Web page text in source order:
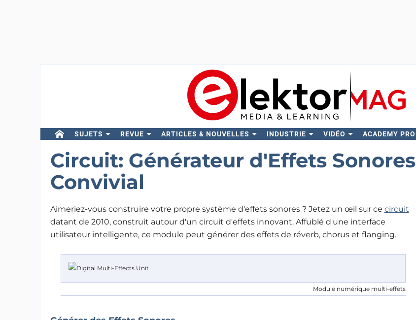
SUJETS REVUE ARTICLES & NOUVELLES INDUSTRIE VIDÉO ACADEMY PRO
Circuit: Générateur d'Effets Sonores
Convivial
Aimeriez-vous construire votre propre système d'effets sonores ? Jetez un œil sur ce circuit
datant de 2010, construit autour d'un circuit d'effets innovant. Affublé d'une interface
utilisateur intelligente, ce module peut générer des effets de réverb, chorus et flanging.
Module numérique multi-effets